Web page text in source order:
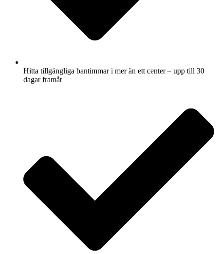
Hitta tillgängliga bantimmar i mer än ett center – upp till 30
dagar framåt